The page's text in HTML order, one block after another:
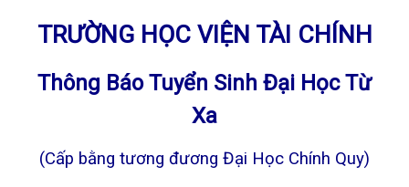
TRƯỜNG HỌC VIỆN TÀI CHÍNH
Thông Báo Tuyển Sinh Đại Học Từ
Xa
(Cấp bằng tương đương Đại Học Chính Quy)